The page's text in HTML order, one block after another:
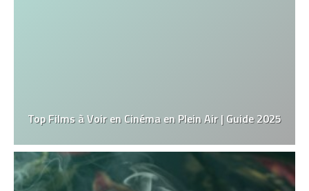
Top Films à Voir en Cinéma en Plein Air | Guide 2025